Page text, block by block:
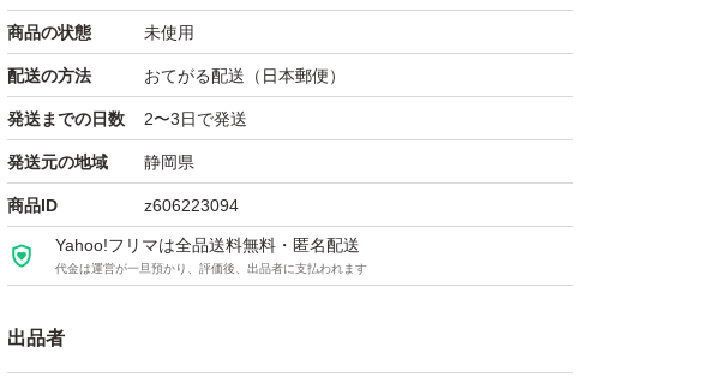
店頭購入、自宅保管の為、パッケージに細かいキズ、擦れがあり
ます。
-----
＊ペット(猫)がいます。
確認してから梱包いたしますが、毛の混入が気になる方やアレル
ギーのある方はご遠慮下さい。
＊カテ変不可
商品の状態 未使用
配送の方法 おてがる配送（日本郵便）
発送までの日数 2〜3日で発送
発送元の地域 静岡県
商品ID z606223094
Yahoo!フリマは全品送料無料・匿名配送
代金は運営が一旦預かり、評価後、出品者に支払われます
出品者